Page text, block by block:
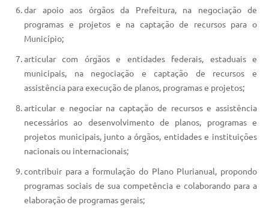
dar apoio aos órgãos da Prefeitura, na negociação de
programas e projetos e na captação de recursos para o
Município;
articular com órgãos e entidades federais, estaduais e
municipais, na negociação e captação de recursos e
assistência para execução de planos, programas e projetos;
articular e negociar na captação de recursos e assistência
necessários ao desenvolvimento de planos, programas e
projetos municipais, junto a órgãos, entidades e instituições
nacionais ou internacionais;
contribuir para a formulação do Plano Plurianual, propondo
programas sociais de sua competência e colaborando para a
elaboração de programas gerais;